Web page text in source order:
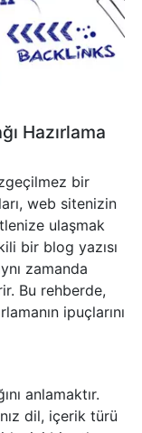
Hazırlama
bir
web sitenizin
ulaşmak
bir blog yazısı
zamanda
Bu rehberde,
ipuçlarını
anlamaktır.
dil, içerik türü